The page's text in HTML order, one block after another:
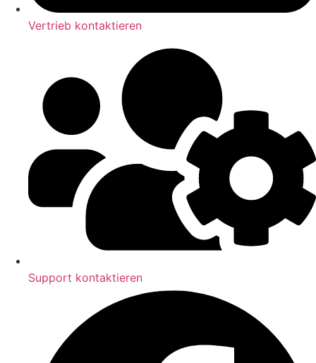
Vertrieb kontaktieren
Support kontaktieren